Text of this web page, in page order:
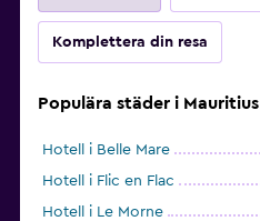
Skrivbord
Komplettera din resa
Populära städer i Mauritius
Hotell i Belle Mare
Hotell i Flic en Flac
Hotell i Le Morne